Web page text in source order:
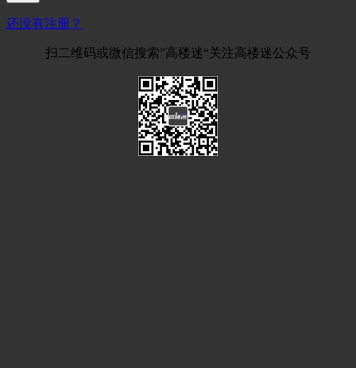
还没有注册？
扫二维码或微信搜索”高楼迷“关注高楼迷公众号